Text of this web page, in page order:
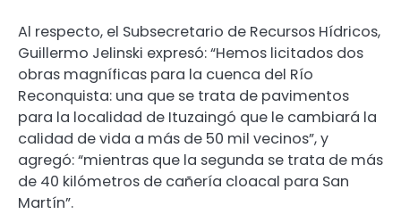
Al respecto, el Subsecretario de Recursos Hídricos,
Guillermo Jelinski expresó: “Hemos licitados dos
obras magníficas para la cuenca del Río
Reconquista: una que se trata de pavimentos
para la localidad de Ituzaingó que le cambiará la
calidad de vida a más de 50 mil vecinos”, y
agregó: “mientras que la segunda se trata de más
de 40 kilómetros de cañería cloacal para San
Martín”.